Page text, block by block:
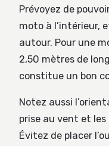
Prévoyez de
moto à l’intérieur,
autour. Pour une
2,50 mètres de
constitue un bon
Notez aussi
prise au vent et
Évitez de placer